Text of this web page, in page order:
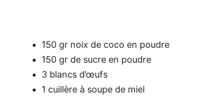
150 gr noix de coco en poudre
150 gr de sucre en poudre
3 blancs d’œufs
1 cuillère à soupe de miel